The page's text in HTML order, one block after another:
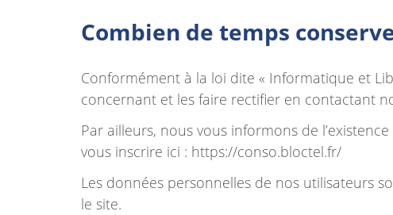
Combien de temps
Conformément à la loi dite « Informatique et
concernant et les faire rectifier en contactant
Par ailleurs, nous vous informons de
vous inscrire ici : https://conso.bloctel.fr/
Les données personnelles de nos utilisateurs
le site.